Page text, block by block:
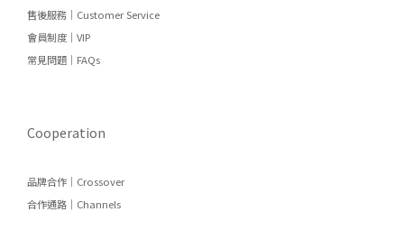
售後服務｜Customer Service
會員制度｜VIP
常見問題｜FAQs
Cooperation
品牌合作｜Crossover
合作通路｜Channels